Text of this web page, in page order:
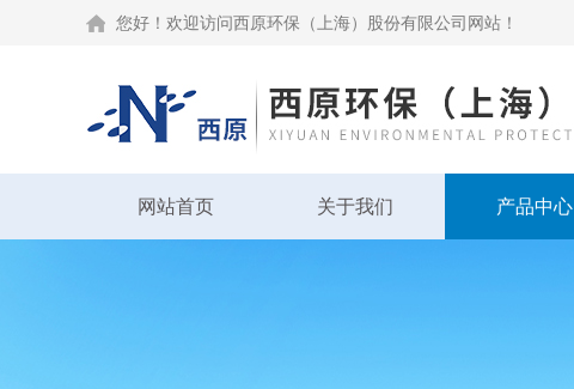
您好！欢迎访问西原环保（上海）股份有限公司网站！
网站首页 关于我们 产品中心